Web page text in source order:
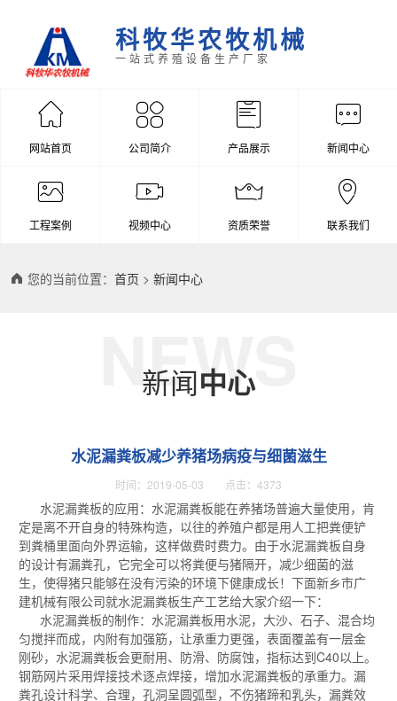
科牧华农牧机械
一站式养殖设备生产厂家
网站首页 公司简介 产品展示 新闻中心
工程案例 视频中心 资质荣誉 联系我们
您的当前位置：首页 >新闻中心
新闻中心
NEWS
水泥漏粪板减少养猪场病疫与细菌滋生
时间：2019-05-03 点击：4373
水泥漏粪板的应用：水泥漏粪板能在养猪场普遍大量使用，肯
定是离不开自身的特殊构造，以往的养殖户都是用人工把粪便铲
到粪桶里面向外界运输，这样做费时费力。由于水泥漏粪板自身
的设计有漏粪孔，它完全可以将粪便与猪隔开，减少细菌的滋
生，使得猪只能够在没有污染的环境下健康成长！下面新乡市广
建机械有限公司就水泥漏粪板生产工艺给大家介绍一下：
水泥漏粪板的制作：水泥漏粪板用水泥，大沙、石子、混合均
匀搅拌而成，内附有加强筋，让承重力更强，表面覆盖有一层金
刚砂，水泥漏粪板会更耐用、防滑、防腐蚀，指标达到C40以上。
钢筋网片采用焊接技术逐点焊接，增加水泥漏粪板的承重力。漏
粪孔设计科学、合理，孔洞呈圆弧型，不伤猪蹄和乳头，漏粪效